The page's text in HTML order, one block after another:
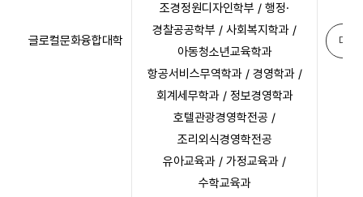
글로컬문화융합대학
조경정원디자인학부 / 행정·
경찰공공학부 / 사회복지학과 /
아동청소년교육학과
항공서비스무역학과 / 경영학과 /
회계세무학과 / 정보경영학과
호텔관광경영학전공 /
조리외식경영학전공
유아교육과 / 가정교육과 /
수학교육과
다운